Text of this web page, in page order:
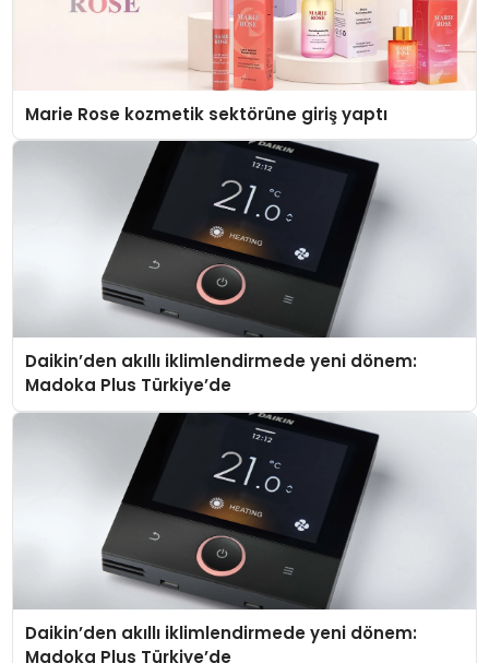
Marie Rose kozmetik sektörüne giriş yaptı
Daikin’den akıllı iklimlendirmede yeni dönem:
Madoka Plus Türkiye’de
Daikin’den akıllı iklimlendirmede yeni dönem:
Madoka Plus Türkiye’de